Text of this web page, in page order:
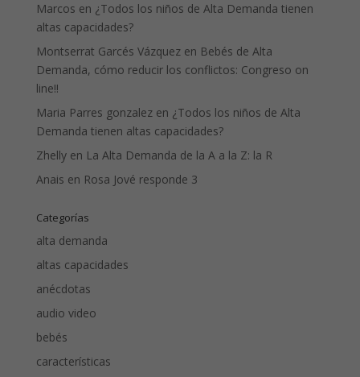
Marcos en ¿Todos los niños de Alta Demanda tienen
altas capacidades?
Montserrat Garcés Vázquezen Bebés de Alta
Demanda, cómo reducir los conflictos: Congreso on
line!!
Maria Parres gonzalezen ¿Todos los niños de Alta
Demanda tienen altas capacidades?
Zhellyen La Alta Demanda de la A a la Z: la R
Anais en Rosa Jové responde 3
Categorías
alta demanda
altas capacidades
anécdotas
audio video
bebés
características